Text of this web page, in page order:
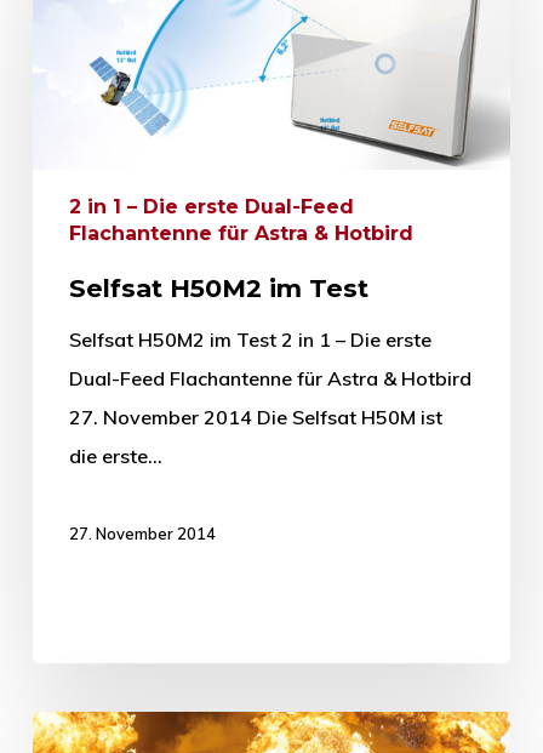
2 in 1 – Die erste Dual-Feed
Flachantenne für Astra & Hotbird
Selfsat H50M2 im Test
Selfsat H50M2 im Test 2 in 1 – Die erste
Dual-Feed Flachantenne für Astra & Hotbird
27. November 2014 Die Selfsat H50M ist
die erste…
27. November 2014